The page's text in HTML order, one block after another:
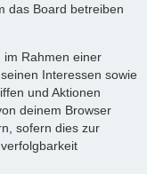
das Board betreiben
im Rahmen einer
Interessen sowie
und Aktionen
deinem Browser
sofern dies zur